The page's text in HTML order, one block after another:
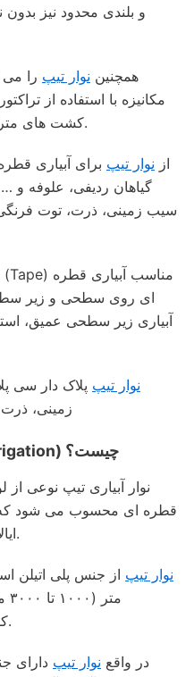
و بلندی محدود نیز بدون
همچنین نوار تیپ را
مکانیزه با استفاده از
کشت های متراکم و ردیفی بسیار مناسب است.
از نوار تیپ برای آبیاری
گیاهان ردیفی، علوفه و …
سیب زمینی، ذرت، توت
ای روی سطحی و زیر
آبیاری زیر سطحی عمیق،
نوار تیپ پلاک دار سی
زمینی،
نوار آبیاری تیپ (tape dirp irrigation) چیست؟
نوار آبیاری تیپ نوعی
ایالات متحده آمریکا تولید شده است.
نوار تیپ از جنس پلی اتیلن
متر (۱۰۰۰ تا ۳۰۰۰ متر) است.
کشاورزی سخت، بسیار نرم است.
در واقع نوار تیپ دارای